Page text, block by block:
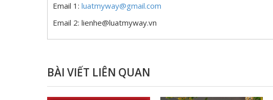
Email 1: luatmyway@gmail.com
Email 2: lienhe@luatmyway.vn
BÀI VIẾT LIÊN QUAN